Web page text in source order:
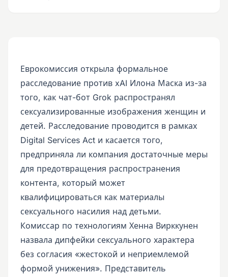
Еврокомиссия открыла формальное
расследование против xAI Илона Маска из-за
того, как чат-бот Grok распространял
сексуализированные изображения женщин и
детей. Расследование проводится в рамках
Digital Services Act и касается того,
предприняла ли компания достаточные меры
для предотвращения распространения
контента, который может
квалифицироваться как материалы
сексуального насилия над детьми.
Комиссар по технологиям Хенна Вирккунен
назвала дипфейки сексуального характера
без согласия «жестокой и неприемлемой
формой унижения». Представитель